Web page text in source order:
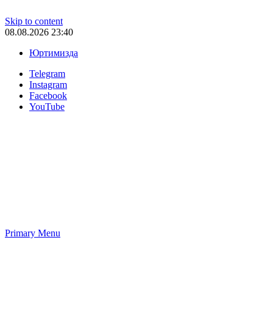
Skip to content
08.08.2026 23:40
Юртимизда
Telegram
Instagram
Facebook
YouTube
Primary Menu